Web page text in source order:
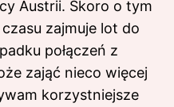
Austrii. Skoro o tym
czasu zajmuje lot do
połączeń z
zająć nieco więcej
korzystniejsze